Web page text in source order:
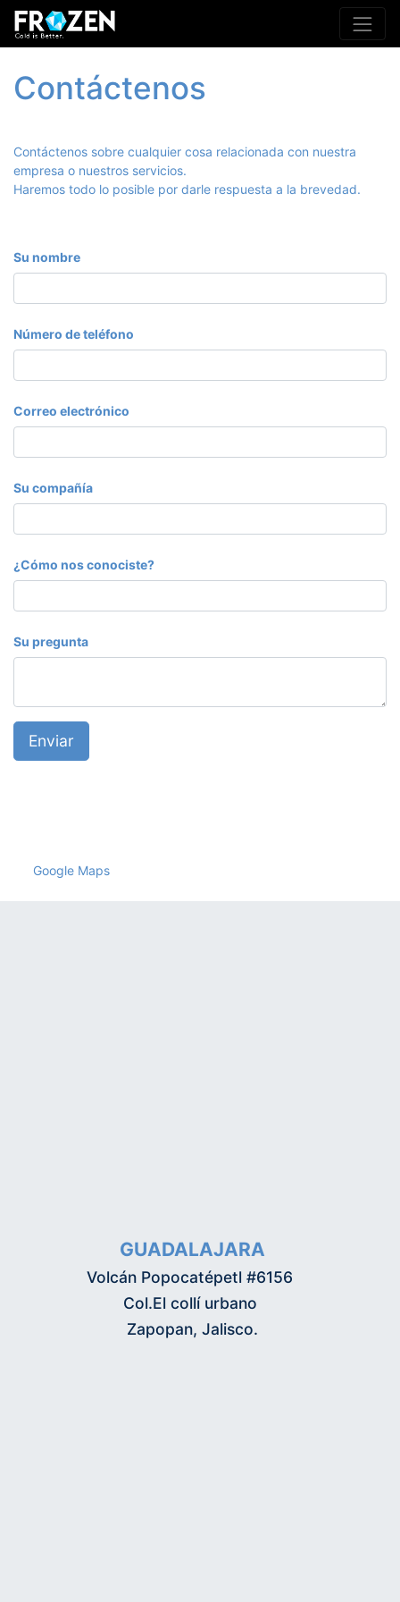
Contáctenos
Contáctenos sobre cualquier cosa relacionada con nuestra
empresa o nuestros servicios.
Haremos todo lo posible por darle respuesta a la brevedad.
Su nombre
Número de teléfono
Correo electrónico
Su compañía
¿Cómo nos conociste?
Su pregunta
Enviar
Google Maps
GUADALAJARA
Volcán Popocatépetl #6156
Col.El collí urbano
Zapopan, Jalisco.